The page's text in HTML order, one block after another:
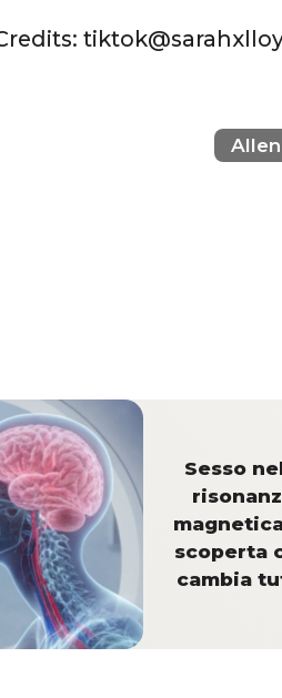
Sesso
scoperta
cambia